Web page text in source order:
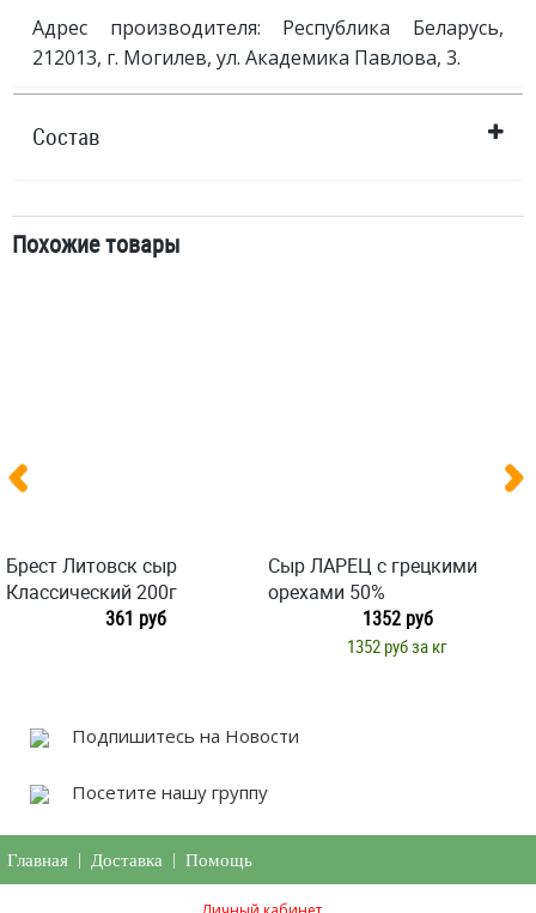
Адрес производителя: Республика Беларусь,
212013, г. Могилев, ул. Академика Павлова, 3.
Состав
Похожие товары
Брест Литовск сыр
Классический 200г
361 руб
Сыр ЛАРЕЦ с грецкими
орехами 50%
1352 руб
1352 руб за кг
Подпишитесь на Новости
Посетите нашу группу
Главная Доставка Помощь